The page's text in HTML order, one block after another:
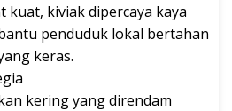
kuat, kiviak dipercaya kaya
penduduk lokal bertahan
keras.
kering yang direndam